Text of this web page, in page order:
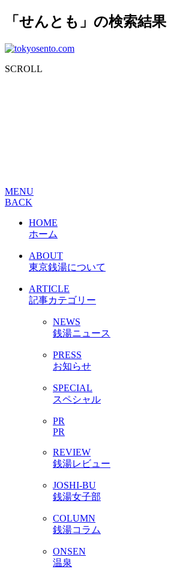
「せんとも」の検索結果
SCROLL
MENU
BACK
HOME
ホーム
ABOUT
東京銭湯について
ARTICLE
記事カテゴリー
NEWS
銭湯ニュース
PRESS
お知らせ
SPECIAL
スペシャル
PR
PR
REVIEW
銭湯レビュー
JOSHI-BU
銭湯女子部
COLUMN
銭湯コラム
ONSEN
温泉